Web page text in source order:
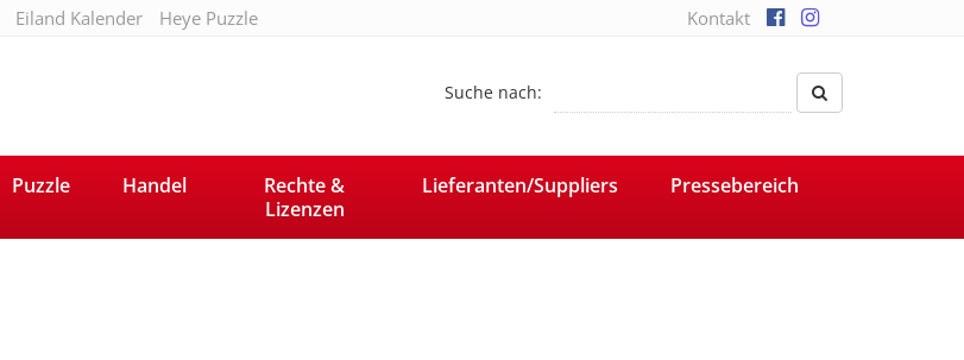
Eiland Kalender Heye Puzzle Kontakt
Suche nach:
Puzzle Handel
Rechte &
Lizenzen
Lieferanten/Suppliers Pressebereich